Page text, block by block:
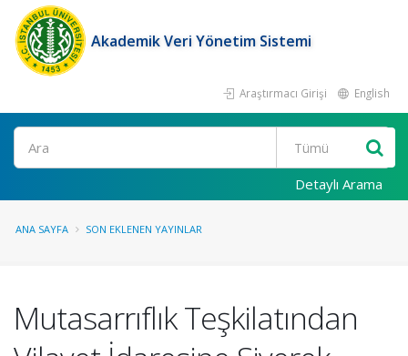
Akademik Veri Yönetim Sistemi
Araştırmacı Girişi English
Ara
Detaylı Arama
ANA SAYFA SON EKLENEN YAYINLAR
Mutasarrıflık Teşkilatından